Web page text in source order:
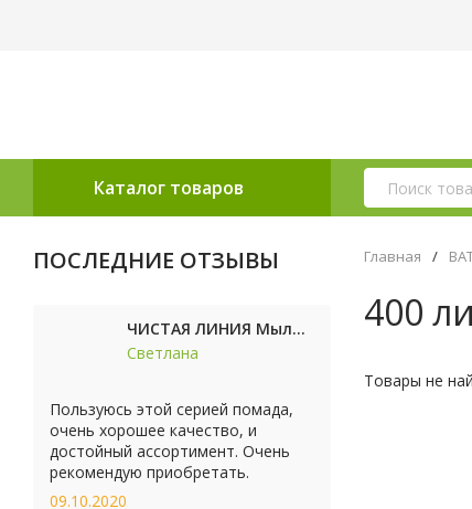
Каталог товаров
ПОСЛЕДНИЕ ОТЗЫВЫ
ЧИСТАЯ ЛИНИЯ Мыло косметическое Персик 90г
Светлана
Пользуюсь этой серией помада,
очень хорошее качество, и
достойный ассортимент. Очень
рекомендую приобретать.
09.10.2020
Главная /
400
Товары не